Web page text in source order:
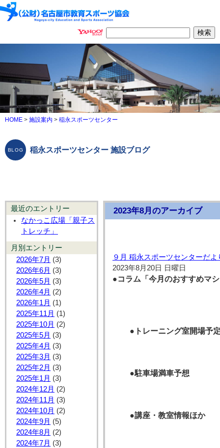
HOME > 施設案内 > 稲永スポーツセンター
稲永スポーツセンター 施設ブログ
最近のエントリー
なかっこ広場「親子ス
トレッチ」
月別エントリー
2026年7月 (3)
2026年6月 (3)
2026年5月 (3)
2026年4月 (2)
2026年1月 (1)
2025年11月 (1)
2025年10月 (2)
2025年5月 (3)
2025年4月 (3)
2025年3月 (3)
2025年2月 (3)
2025年1月 (3)
2024年12月 (2)
2024年11月 (3)
2024年10月 (2)
2024年9月 (5)
2024年8月 (2)
2024年7月 (3)
2023年8月のアーカイブ
９月 稲永スポーツセンターだ
2023年8月20日 日曜日
●コラム「今月のおすすめマ
●トレーニング室開場予
●駐車場満車予想
●講座・教室情報ほか